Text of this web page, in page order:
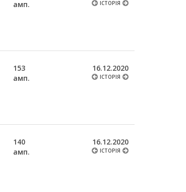
амп.
ІСТОРІЯ
153
амп.
16.12.2020
ІСТОРІЯ
140
амп.
16.12.2020
ІСТОРІЯ